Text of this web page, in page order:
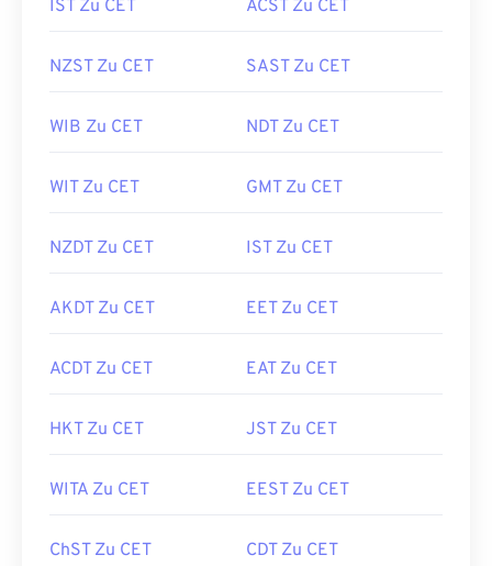
IST Zu CET ACST Zu CET
NZST Zu CET SAST Zu CET
WIB Zu CET NDT Zu CET
WIT Zu CET GMT Zu CET
NZDT Zu CET IST Zu CET
AKDT Zu CET EET Zu CET
ACDT Zu CET EAT Zu CET
HKT Zu CET JST Zu CET
WITA Zu CET EEST Zu CET
ChST Zu CET CDT Zu CET